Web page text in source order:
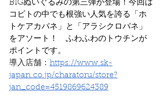
BIGぬいぐるみの第三弾が登場！今回は
コビトの中でも根強い人気を誇る「ホ
トケアカバネ」と「アラシクロバネ」
をアソート！　ふわふわのトウチンが
ポイントです。
導入店舗： https://www.sk-
japan.co.jp/charatoru/store?
jan_code=4519869624389